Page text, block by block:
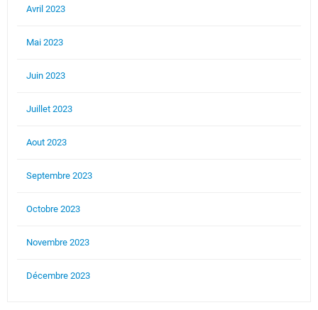
Avril 2023
Mai 2023
Juin 2023
Juillet 2023
Aout 2023
Septembre 2023
Octobre 2023
Novembre 2023
Décembre 2023